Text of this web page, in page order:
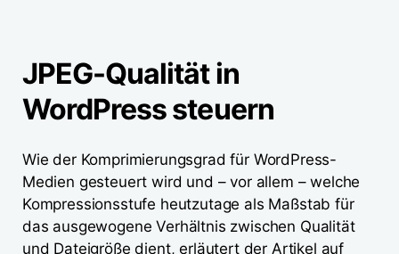
JPEG-Qualität in
WordPress steuern
Wie der Komprimierungsgrad für WordPress-
Medien gesteuert wird und – vor allem – welche
Kompressionsstufe heutzutage als Maßstab für
das ausgewogene Verhältnis zwischen Qualität
und Dateigröße dient, erläutert der Artikel auf